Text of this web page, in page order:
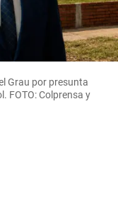
Grau por presunta
FOTO: Colprensa y